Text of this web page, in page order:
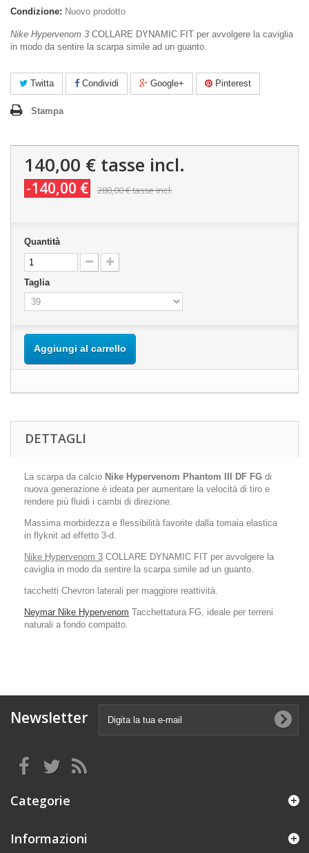
Condizione: Nuovo prodotto
Nike Hypervenom 3 COLLARE DYNAMIC FIT per avvolgere la caviglia
in modo da sentire la scarpa simile ad un guanto.
Twitta Condividi Google+ Pinterest
Stampa
140,00 € tasse incl.
-140,00 € 280,00 €tasse incl.
Quantità
Taglia
Aggiungi al carrello
DETTAGLI
La scarpa da calcio Nike Hypervenom Phantom III DF FG di
nuova generazione è ideata per aumentare la velocità di tiro e
rendere più fluidi i cambi di direzione.
Massima morbidezza e flessibilità favorite dalla tomaia elastica
in flyknit ad effetto 3-d.
Nike Hypervenom 3 COLLARE DYNAMIC FIT per avvolgere la
caviglia in modo da sentire la scarpa simile ad un guanto.
tacchetti Chevron laterali per maggiore reattività.
Neymar Nike Hypervenom Tacchettatura FG, ideale per terreni
naturali a fondo compatto.
Newsletter
Categorie
Informazioni